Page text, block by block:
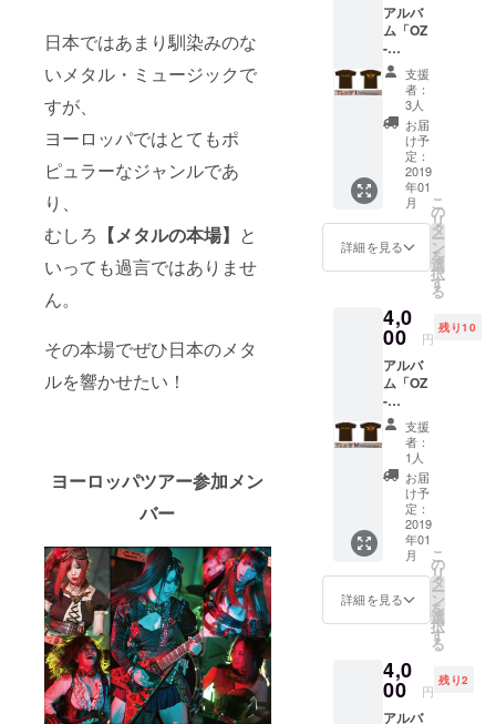
日本ではあまり馴染みのな
いメタル・ミュージックで
すが、
ヨーロッパではとてもポ
ピュラーなジャンルであ
り、
むしろ 【メタルの本場】 と
いっても過言ではありませ
ん。
その本場でぜひ日本のメタ
ルを響かせたい！
ヨーロッパツアー参加メン
バー
アルバ
ム「OZ
-
Rebelli
on-」を
イメー
ジした
デザイ
ンのT
シャ
ツ。茶
ディ。
バック
プリン
ト有。
サイズ
です。
支援
者：
3人
お届
け予
定：
2019
年01
月
詳細を見る
こ
の
リ
タ
ー
ン
を
選
択
す
る
4,0
00 円
残り10
アルバ
ム「OZ
-
Rebelli
on-」を
イメー
ジした
デザイ
ンのT
シャ
ツ。茶
ディ。
バック
プリン
ト有。
Mサイ
ズで
す。
支援
者：
1人
お届
け予
定：
2019
年01
月
詳細を見る
こ
の
リ
タ
ー
ン
を
選
択
す
る
4,0
00 円
残り2
アルバ